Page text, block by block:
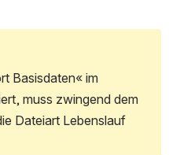
Basisdaten« im
muss zwingend dem
Dateiart Lebenslauf